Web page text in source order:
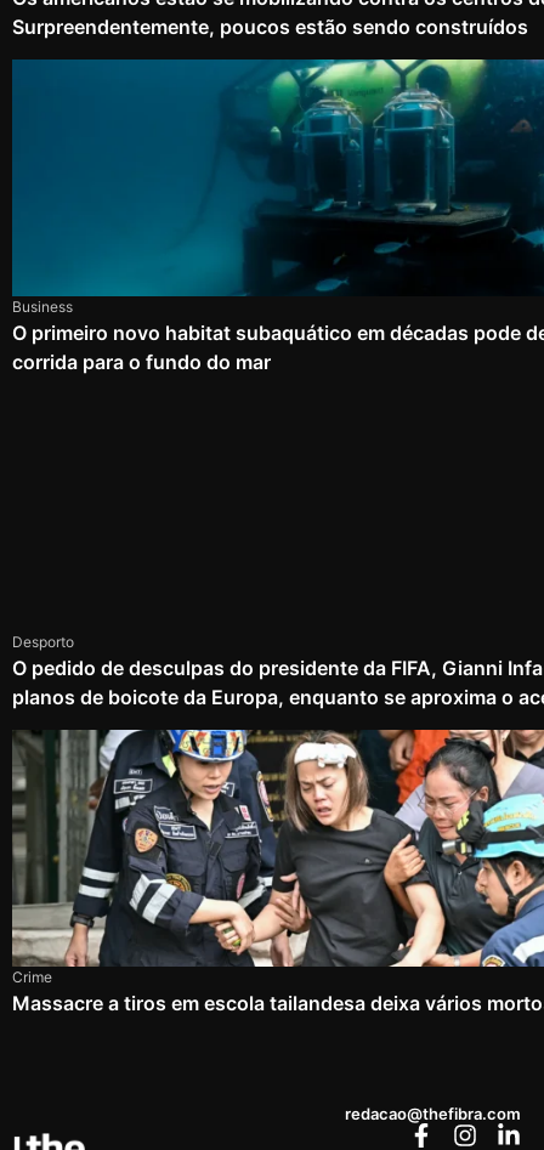
Surpreendentemente, poucos estão sendo construídos
Business
O primeiro novo habitat subaquático em décadas pode
corrida para o fundo do mar
Desporto
O pedido de desculpas do presidente da FIFA, Gianni
planos de boicote da Europa, enquanto se aproxima o
Crime
Massacre a tiros em escola tailandesa deixa vários
redacao@thefibra.com